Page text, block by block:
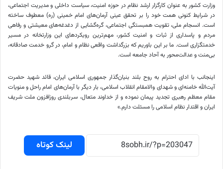
وزارت کشور به عنوان کارگزار ارشد نظام در حوزه امنیت، سیاست داخلی و مدیریت اجتماعی،
در شرایط کنونی همت خود را بر تحقق عینی آرمان‌های امام خمینی (ره) معطوف ساخته
است. انسجام ملی، تقویت همبستگی اجتماعی، گره‌گشایی از دغدغه‌های معیشتی و رفاهی
مردم و پاسداری از ثبات و امنیت کشور، مهم‌ترین رویکردهای این وزارتخانه در مسیر
خدمتگزاری است. ما بر این باوریم که بزرگداشت واقعی نظام و امام، در گرو خدمت صادقانه،
بی‌منت و عدالت‌محور به آحاد جامعه است.
اینجانب با ادای احترام به روح بلند بنیان‌گذار جمهوری اسلامی ایران، قائد شهید حضرت
آیت‌الله خامنه‌ای و شهدای والامقام انقلاب اسلامی، بار دیگر با آرمان‌های امام راحل و منویات
مقام معظم رهبری تجدید پیمان نموده و از خداوند متعال، سربلندی روزافزون ملت شریف
ایران و اقتدار نظام اسلامی را مسئلت دارم.»
لینک کوتاه